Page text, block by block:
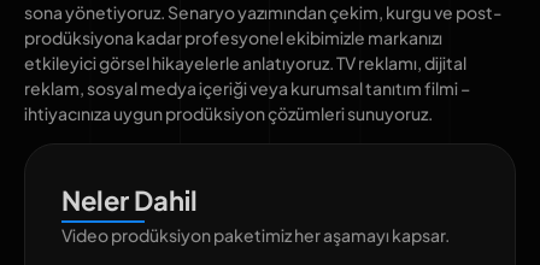
sona yönetiyoruz. Senaryo yazımından çekim, kurgu ve post-
prodüksiyona kadar profesyonel ekibimizle markanızı
etkileyici görsel hikayelerle anlatıyoruz. TV reklamı, dijital
reklam, sosyal medya içeriği veya kurumsal tanıtım filmi –
ihtiyacınıza uygun prodüksiyon çözümleri sunuyoruz.
Neler Dahil
Video prodüksiyon paketimiz her aşamayı kapsar.